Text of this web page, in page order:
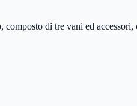
di tre vani ed